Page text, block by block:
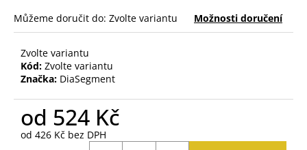
Můžeme doručit do: Zvolte variantu Možnosti doručení
Zvolte variantu
Kód: Zvolte variantu
Značka: DiaSegment
od 524 Kč
od 426 Kč bez DPH
e
m
e